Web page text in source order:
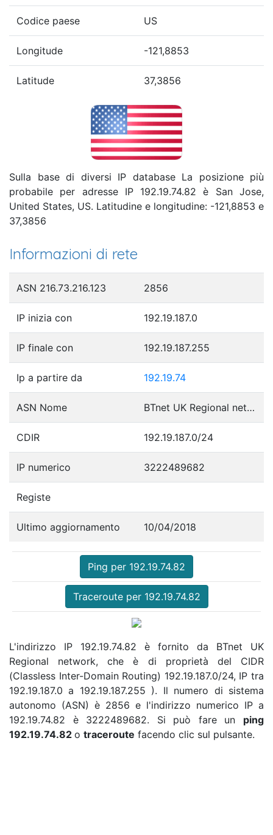
Codice paese US
Longitude -121,8853
Latitude 37,3856
Sulla base di diversi IP database La posizione più
probabile per adresse IP 192.19.74.82 è San Jose,
United States, US. Latitudine e longitudine: -121,8853 e
37,3856
Informazioni di rete
ASN 216.73.216.123 2856
IP inizia con 192.19.187.0
IP finale con 192.19.187.255
Ip a partire da 192.19.74
ASN Nome BTnet UK Regional network
CDIR 192.19.187.0/24
IP numerico 3222489682
Registe
Ultimo aggiornamento 10/04/2018
Ping per 192.19.74.82
Traceroute per 192.19.74.82
L'indirizzo IP 192.19.74.82 è fornito da BTnet UK
Regional network, che è di proprietà del CIDR
(Classless Inter-Domain Routing) 192.19.187.0/24, IP tra
192.19.187.0 a 192.19.187.255 ). Il numero di sistema
autonomo (ASN) è 2856 e l'indirizzo numerico IP a
192.19.74.82 è 3222489682. Si può fare un ping
192.19.74.82 o traceroute facendo clic sul pulsante.